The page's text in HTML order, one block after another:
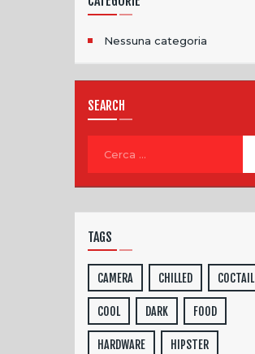
Nessuna categoria
SEARCH
TAGS
CAMERA CHILLED COCTAIL
COOL DARK FOOD
HARDWARE HIPSTER